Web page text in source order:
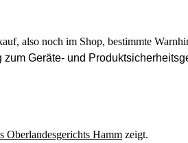
also noch im Shop, bestimmte
zum Geräte- und
Oberlandesgerichts Hamm zeigt.